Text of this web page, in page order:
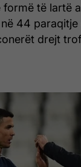
formë të lartë
44 paraqitje
drejt